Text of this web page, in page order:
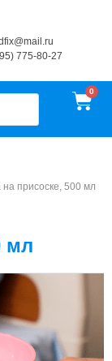
775-80-27
на присоске, 500 мл
мл